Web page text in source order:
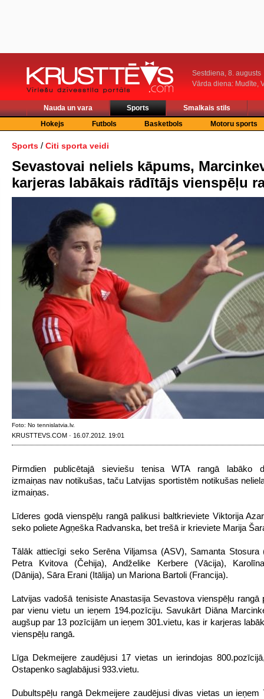
Sestdiena, 8. augusts
Vārda diena: Mudīte,
Nauda un vara Sports
Smalkais stils
Hokejs
Futbols Basketbols Motoru sports
Sports / Citi sporta veidi
Sevastovai neliels kāpums,
karjeras labākais rādītājs vienspēļu
Foto: No tennislatvia.lv.
KRUSTTEVS.COM · 16.07.2012. 19:01
Pirmdien publicētajā sieviešu tenisa WTA rangā labāko
izmaiņas nav notikušas, taču Latvijas sportistēm notikušas
izmaiņas.
Līderes godā vienspēļu rangā palikusi baltkrieviete Viktorija
seko poliete Agņeška Radvanska, bet trešā ir krieviete Marija
Tālāk attiecīgi seko Serēna Viljamsa (ASV), Samanta Stosura
Petra Kvitova (Čehija), Andželike Kerbere (Vācija),
(Dānija), Sāra Erani (Itālija) un Mariona Bartoli (Francija).
Latvijas vadošā tenisiste Anastasija Sevastova vienspēļu rangā
par vienu vietu un ieņem 194.pozīciju. Savukārt Diāna
augšup par 13 pozīcijām un ieņem 301.vietu, kas ir karjeras
vienspēļu rangā.
Līga Dekmeijere zaudējusi 17 vietas un ierindojas
Ostapenko saglabājusi 933.vietu.
Dubultspēļu rangā Dekmeijere zaudējusi divas vietas un ieņem